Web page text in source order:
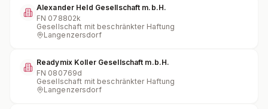
Alexander Held Gesellschaft m.b.H.
FN 078802k
Gesellschaft mit beschränkter Haftung
Langenzersdorf
Readymix Koller Gesellschaft m.b.H.
FN 080769d
Gesellschaft mit beschränkter Haftung
Langenzersdorf